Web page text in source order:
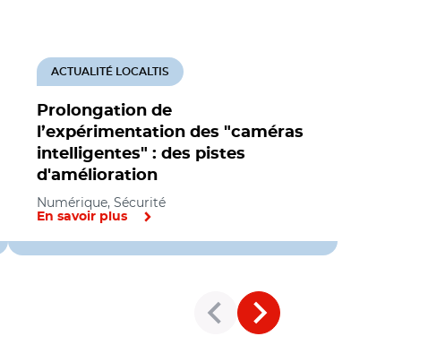
Prolongation de
l’expérimentation des "caméras
intelligentes" : des pistes
d'amélioration
ACTUALITÉ LOCALTIS
Numérique, Sécurité
En savoir plus